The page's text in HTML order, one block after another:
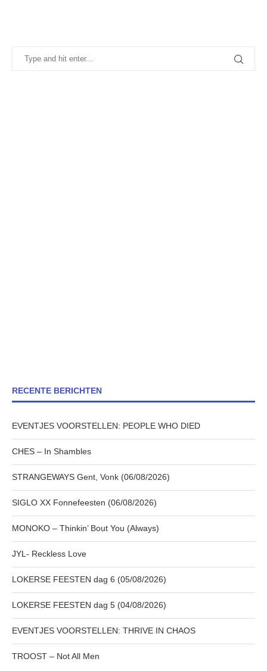
RECENTE BERICHTEN
EVENTJES VOORSTELLEN: PEOPLE WHO DIED
CHES – In Shambles
STRANGEWAYS Gent, Vonk (06/08/2026)
SIGLO XX Fonnefeesten (06/08/2026)
MONOKO – Thinkin’ Bout You (Always)
JYL- Reckless Love
LOKERSE FEESTEN dag 6 (05/08/2026)
LOKERSE FEESTEN dag 5 (04/08/2026)
EVENTJES VOORSTELLEN: THRIVE IN CHAOS
TROOST – Not All Men